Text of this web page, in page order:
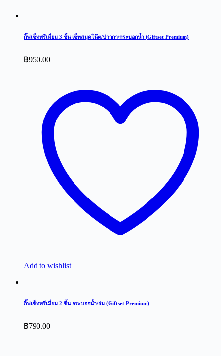
กิ๊ฟเซ็ทพรีเมี่ยม 3 ชิ้น เซ็ทสมุดโน๊ต/ปากกา/กระบอกน้ำ (Giftset Premium)
฿950.00
Add to wishlist
กิ๊ฟเซ็ทพรีเมี่ยม 2 ชิ้น กระบอกน้ำ/ร่ม (Giftset Premium)
฿790.00